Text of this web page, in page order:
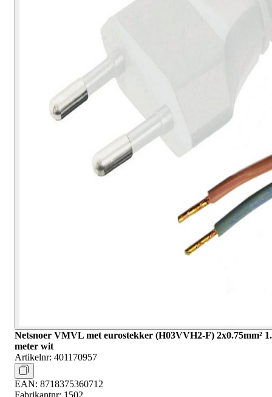
Netsnoer VMVL met eurostekker (H03VVH2-F) 2x0.75mm²
meter wit
Artikelnr: 401170957
EAN: 8718375360712
Fabrikantnr: 1502